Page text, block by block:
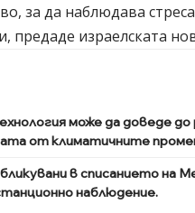
за да наблюдава
предаде израелската
може да доведе
от климатичните
в списанието на
наблюдение.